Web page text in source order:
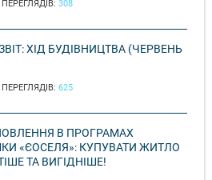
ПЕРЕГЛЯДІВ: 308
ХІД БУДІВНИЦТВА (ЧЕРВЕНЬ
ПЕРЕГЛЯДІВ: 625
В ПРОГРАМАХ
«ЄОСЕЛЯ»: КУПУВАТИ ЖИТЛО
ТА ВИГІДНІШЕ!